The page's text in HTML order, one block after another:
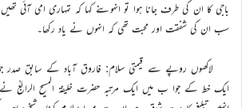
باجی کا ان کی طرف جانا ہوا تو انہوںنے کہا کہ تمہاری امی آئی
سب ان کی شفقت اور محبت تھی کہ انہوں نے یاد رکھا۔
لاکھوں روپے سے قیمتی سلام: فاروق آباد کے سابق صدر
ایک خط کے جوا ب میں ایک مرتبہ حضرت خلیفۃ المسیح الرابعؒ نے